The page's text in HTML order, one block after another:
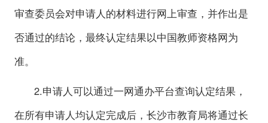
审查委员会对申请人的材料进行网上审查，并作出是
否通过的结论，最终认定结果以中国教师资格网为
准。
2.申请人可以通过一网通办平台查询认定结果，
在所有申请人均认定完成后，长沙市教育局将通过长